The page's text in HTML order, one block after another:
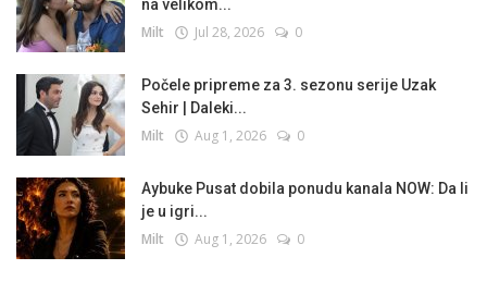
na velikom...
Milt Jul 28, 2026 0
Počele pripreme za 3. sezonu serije Uzak
Sehir | Daleki...
Milt Aug 1, 2026 0
Aybuke Pusat dobila ponudu kanala NOW: Da li
je u igri...
Milt Aug 1, 2026 0